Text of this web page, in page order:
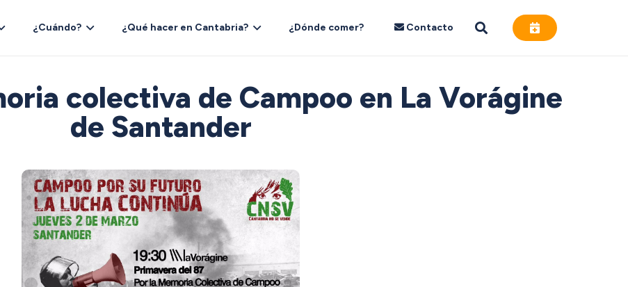
¿Cuándo? ¿Qué hacer en Cantabria? ¿Dónde comer? Contacto
colectiva de Campoo en La Vorágine
de Santander